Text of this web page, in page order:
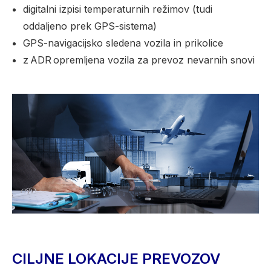
digitalni izpisi temperaturnih režimov (tudi
oddaljeno prek GPS-sistema)
GPS-navigacijsko sledena vozila in prikolice
z ADR opremljena vozila za prevoz nevarnih snovi
CILJNE LOKACIJE PREVOZOV